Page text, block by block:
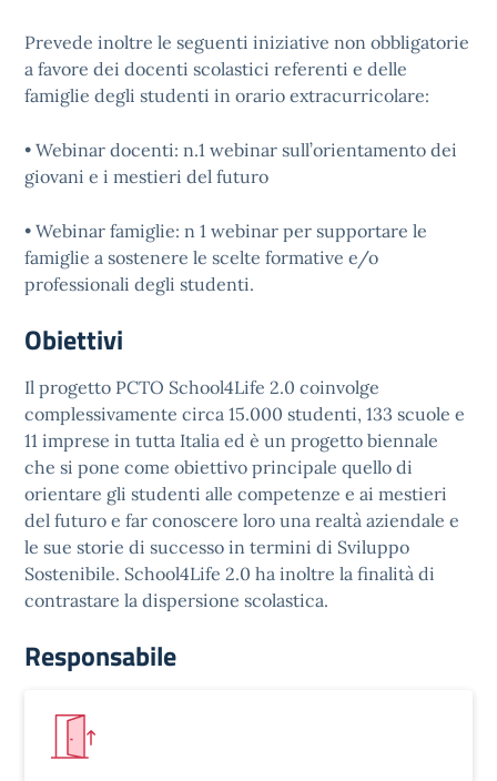
Prevede inoltre le seguenti iniziative non obbligatorie
a favore dei docenti scolastici referenti e delle
famiglie degli studenti in orario extracurricolare:
• Webinar docenti: n.1 webinar sull’orientamento dei
giovani e i mestieri del futuro
• Webinar famiglie: n 1 webinar per supportare le
famiglie a sostenere le scelte formative e/o
professionali degli studenti.
Obiettivi
Il progetto PCTO School4Life 2.0 coinvolge
complessivamente circa 15.000 studenti, 133 scuole e
11 imprese in tutta Italia ed è un progetto biennale
che si pone come obiettivo principale quello di
orientare gli studenti alle competenze e ai mestieri
del futuro e far conoscere loro una realtà aziendale e
le sue storie di successo in termini di Sviluppo
Sostenibile. School4Life 2.0 ha inoltre la finalità di
contrastare la dispersione scolastica.
Responsabile